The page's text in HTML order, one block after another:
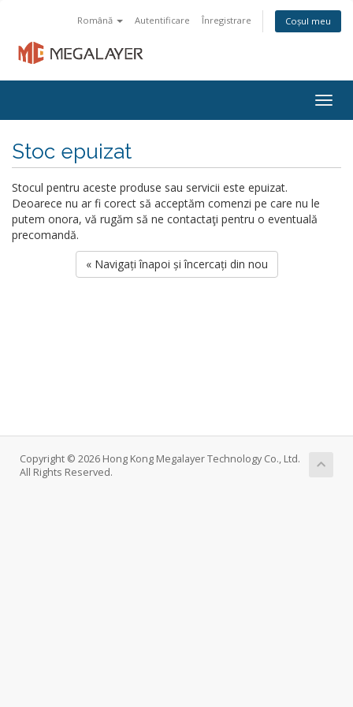
Română Autentificare Înregistrare Coșul meu
Stoc epuizat
Stocul pentru aceste produse sau servicii este epuizat.
Deoarece nu ar fi corect să acceptăm comenzi pe care nu le
putem onora, vă rugăm să ne contactaţi pentru o eventuală
precomandă.
« Navigați înapoi și încercați din nou
Copyright © 2026 Hong Kong Megalayer Technology Co., Ltd.
All Rights Reserved.